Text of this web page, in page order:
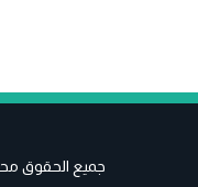
جميع الحقوق